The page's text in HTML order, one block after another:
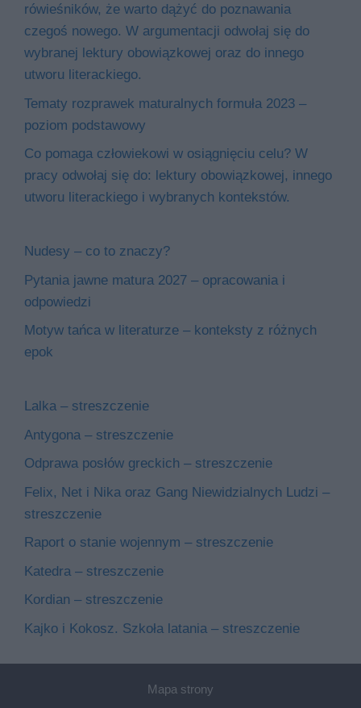
rówieśników, że warto dążyć do poznawania
czegoś nowego. W argumentacji odwołaj się do
wybranej lektury obowiązkowej oraz do innego
utworu literackiego.
Tematy rozprawek maturalnych formuła 2023 –
poziom podstawowy
Co pomaga człowiekowi w osiągnięciu celu? W
pracy odwołaj się do: lektury obowiązkowej, innego
utworu literackiego i wybranych kontekstów.
Nudesy – co to znaczy?
Pytania jawne matura 2027 – opracowania i
odpowiedzi
Motyw tańca w literaturze – konteksty z różnych
epok
Lalka – streszczenie
Antygona – streszczenie
Odprawa posłów greckich – streszczenie
Felix, Net i Nika oraz Gang Niewidzialnych Ludzi –
streszczenie
Raport o stanie wojennym – streszczenie
Katedra – streszczenie
Kordian – streszczenie
Kajko i Kokosz. Szkoła latania – streszczenie
Mapa strony